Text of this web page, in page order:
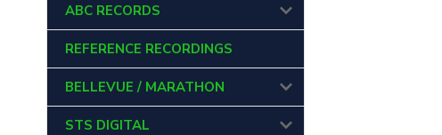
ABC RECORDS
REFERENCE RECORDINGS
BELLEVUE / MARATHON
STS DIGITAL